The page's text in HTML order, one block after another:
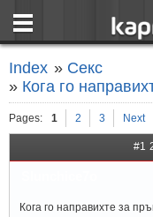
Index » Секс
» Кога го
Pages: 1 2 3 Next
#1
Кога го направихте за